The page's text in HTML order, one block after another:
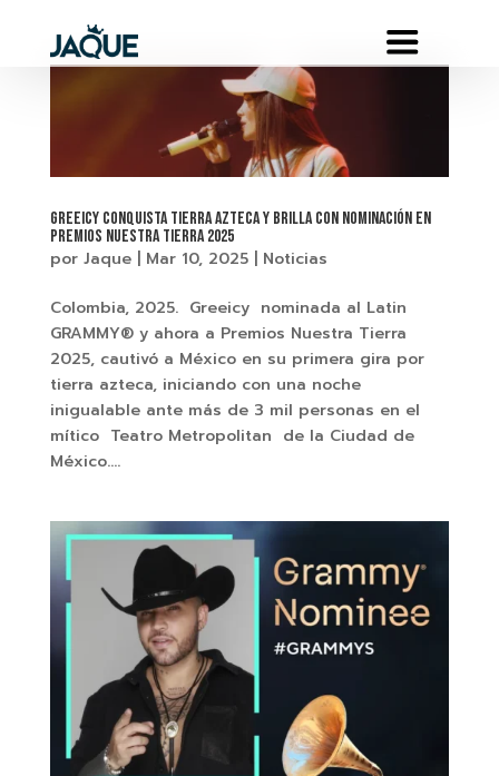
Greeicy conquista tierra Azteca y brilla con nominación en
Premios Nuestra Tierra 2025
por Jaque| Mar 10, 2025| Noticias
Colombia, 2025. Greeicy nominada al Latin
GRAMMY® y ahora a Premios Nuestra Tierra
2025, cautivó a México en su primera gira por
tierra azteca, iniciando con una noche
inigualable ante más de 3 mil personas en el
mítico Teatro Metropolitan de la Ciudad de
México....